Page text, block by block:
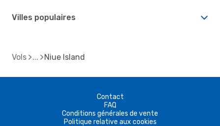
Villes populaires
Vols Niue Island
Contact
FAQ
Conditions générales de vente
Politique relative aux cookies